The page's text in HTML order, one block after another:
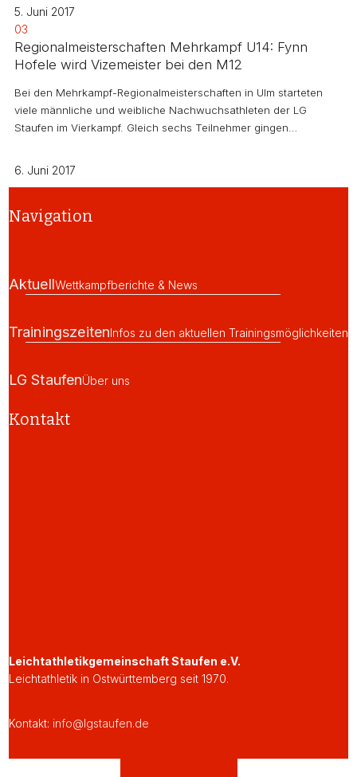
5. Juni 2017
03
Regionalmeisterschaften Mehrkampf U14: Fynn
Hofele wird Vizemeister bei den M12
Bei den Mehrkampf-Regionalmeisterschaften in Ulm starteten
viele männliche und weibliche Nachwuchsathleten der LG
Staufen im Vierkampf. Gleich sechs Teilnehmer gingen…
6. Juni 2017
Navigation
AktuellWettkampfberichte & News
TrainingszeitenInfos zu den aktuellen Trainingsmöglichkeiten
LG StaufenÜber uns
Kontakt
Leichtathletikgemeinschaft Staufen e.V.
Leichtathletik in Ostwürttemberg seit 1970.
Kontakt: info@lgstaufen.de